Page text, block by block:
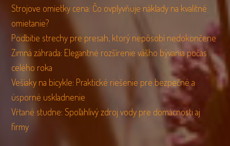
Strojove omietky cena: Čo ovplyvňuje náklady na kvalitné
omietanie?
Podbitie strechy pre presah, ktorý nepôsobí nedokončene
Zimná záhrada: Elegantné rozšírenie vášho bývania počas
celého roka
Vešiaky na bicykle: Praktické riešenie pre bezpečné a
úsporné uskladnenie
Vŕtané studne: Spoľahlivý zdroj vody pre domácnosti aj
firmy